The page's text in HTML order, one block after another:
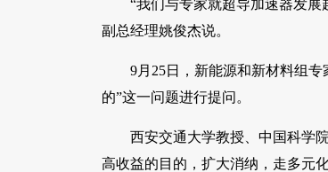
“我们与专家就超导加速器发
副总经理姚俊杰说。
9月25日，新能源和新材料组
的”这一问题进行提问。
西安交通大学教授、中国科学
高收益的目的，扩大消纳，走多元